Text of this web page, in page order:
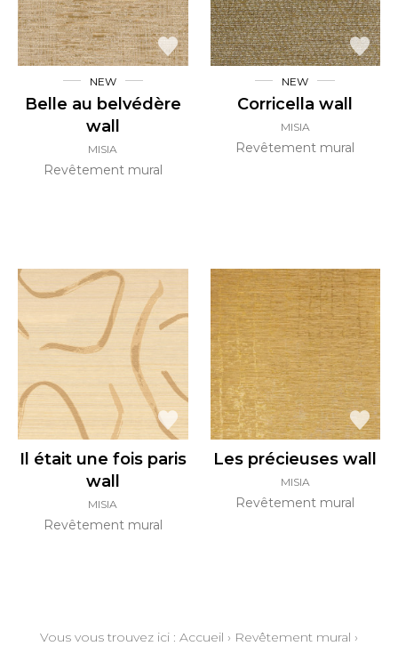
NEW
Belle au belvédère
wall
MISIA
Revêtement mural
NEW
Corricella wall
MISIA
Revêtement mural
Il était une fois paris
wall
MISIA
Revêtement mural
Les précieuses wall
MISIA
Revêtement mural
Vous vous trouvez ici : Accueil › Revêtement mural ›